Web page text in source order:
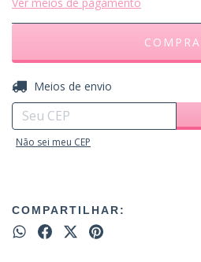
Entregas para o CEP:
Meios de envio
Não sei meu CEP
COMPARTILHAR: